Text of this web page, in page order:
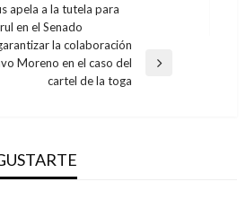
apela a la tutela para
en el Senado
la colaboración
Moreno en el caso del
cartel de la toga